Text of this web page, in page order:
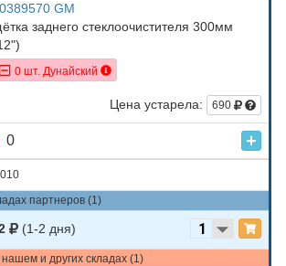
GM
заднего стеклоочистителя 300мм
0 шт. Дунайский
Цена устарела: 690
0
партнеров (1)
(1-2 дня)
и других складах (1)